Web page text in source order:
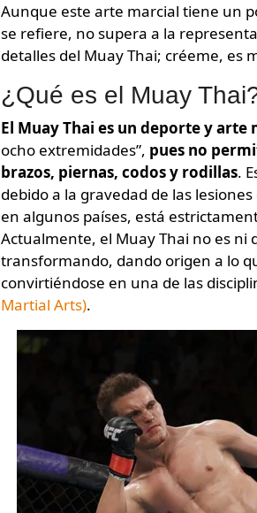
Aunque este arte marcial tiene un
se refiere, no supera a la
detalles del Muay Thai; créeme, es
¿Qué es el Muay
El Muay Thai es un deporte y
ocho extremidades”, pues no
brazos, piernas, codos y rodillas.
debido a la gravedad de las
en algunos países, está
Actualmente, el Muay Thai no es ni
transformando, dando origen a lo
convirtiéndose en una de las
Martial Arts).